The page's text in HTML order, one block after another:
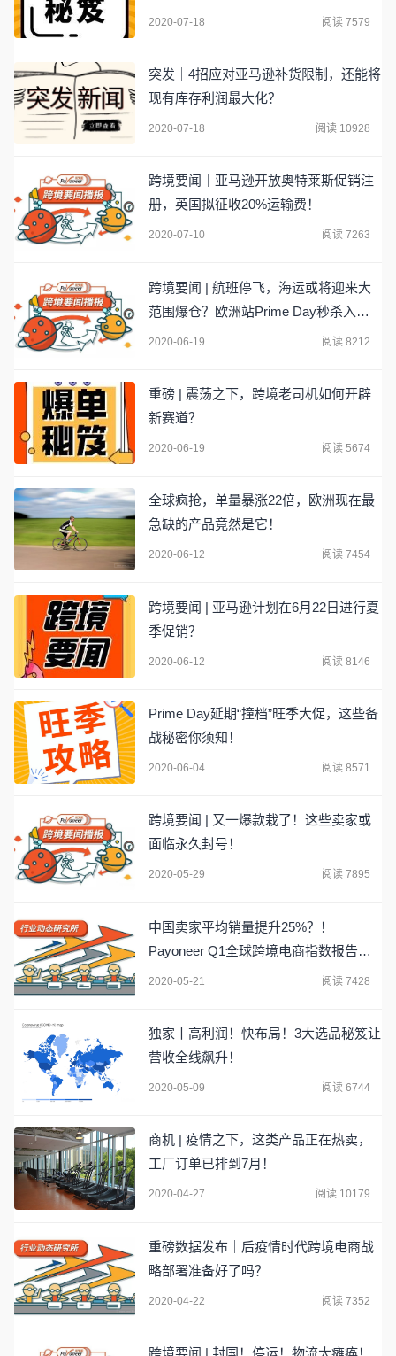
2020-07-18 阅读 7579
突发｜4招应对亚马逊补货限制，还能将
现有库存利润最大化？
2020-07-18 阅读 10928
跨境要闻｜亚马逊开放奥特莱斯促销注
册，英国拟征收20%运输费！
2020-07-10 阅读 7263
跨境要闻 | 航班停飞，海运或将迎来大
范围爆仓？欧洲站Prime Day秒杀入口
将在7月10日关闭！
2020-06-19 阅读 8212
重磅 | 震荡之下，跨境老司机如何开辟
新赛道？
2020-06-19 阅读 5674
全球疯抢，单量暴涨22倍，欧洲现在最
急缺的产品竟然是它！
2020-06-12 阅读 7454
跨境要闻 | 亚马逊计划在6月22日进行夏
季促销？
2020-06-12 阅读 8146
Prime Day延期“撞档”旺季大促，这些备
战秘密你须知！
2020-06-04 阅读 8571
跨境要闻 | 又一爆款栽了！这些卖家或
面临永久封号！
2020-05-29 阅读 7895
中国卖家平均销量提升25%？！
Payoneer Q1全球跨境电商指数报告正
式发布！
2020-05-21 阅读 7428
独家丨高利润！快布局！3大选品秘笈让
营收全线飙升！
2020-05-09 阅读 6744
商机 | 疫情之下，这类产品正在热卖，
工厂订单已排到7月！
2020-04-27 阅读 10179
重磅数据发布｜后疫情时代跨境电商战
略部署准备好了吗？
2020-04-22 阅读 7352
跨境要闻 | 封国！停运！物流大瘫痪！